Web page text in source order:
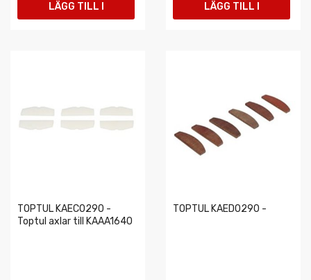
LÄGG TILL I LÄGG TILL I
TOPTUL KAEC0290 -
Toptul axlar till KAAA1640
TOPTUL KAED0290 -